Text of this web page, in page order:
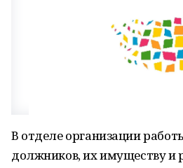
В отделе организации
должников, их имуществу и